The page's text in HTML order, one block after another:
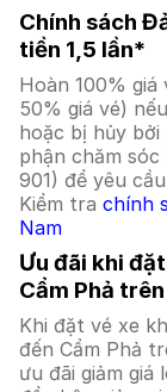
Chính sách
tiền 1,5 lần*
Hoàn 100%
50% giá vé)
hoặc bị hủy bởi
phận chăm sóc
901) để yêu
Kiểm tra chính
Nam
Ưu đãi khi
Cẩm Phả
Khi đặt vé xe
đến Cẩm Phả
ưu đãi giảm giá